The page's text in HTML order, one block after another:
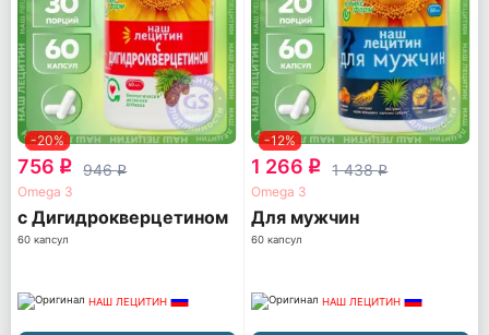
-20%
756 q 946q
Omega 3
с Дигидрокверцетином
60 капсул
НАШ ЛЕЦИТИН
-12%
1 266 q 1 438q
Omega 3
Для мужчин
60 капсул
НАШ ЛЕЦИТИН